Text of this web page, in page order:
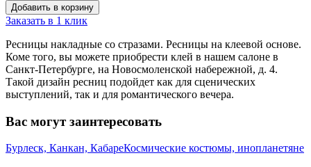
Добавить в корзину
Заказать в 1 клик
Ресницы накладные со стразами. Ресницы на клеевой основе.
Коме того, вы можете приобрести клей в нашем салоне в
Санкт-Петербурге, на Новосмоленской набережной, д. 4.
Такой дизайн ресниц подойдет как для сценических
выступлений, так и для романтического вечера.
Вас могут заинтересовать
Бурлеск, Канкан, КабареКосмические костюмы, инопланетяне